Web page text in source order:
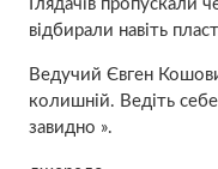
Глядачів пропускали
відбирали навіть
Ведучий Євген
колишній. Ведіть
завидно ».